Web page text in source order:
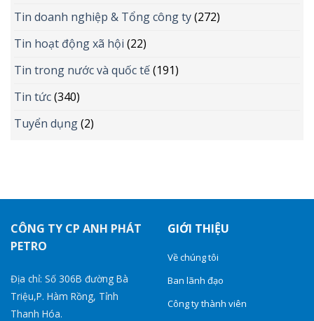
Tin doanh nghiệp & Tổng công ty(272)
Tin hoạt động xã hội (22)
Tin trong nước và quốc tế(191)
Tin tức(340)
Tuyển dụng(2)
CÔNG TY CP ANH PHÁT
PETRO
Địa chỉ: Số 306B đường Bà
Triệu,P. Hàm Rồng, Tỉnh
Thanh Hóa.
GIỚI THIỆU
Về chúng tôi
Ban lãnh đạo
Công ty thành viên